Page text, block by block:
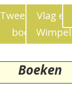
Tweedekans
boeken
Vlag en
Wimpel
Boeken